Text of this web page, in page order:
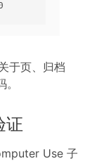
于页、归档
证
Use 子